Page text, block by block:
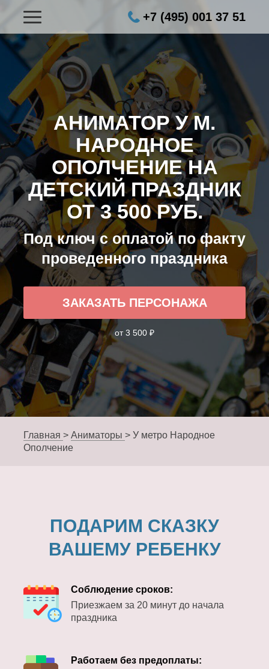
+7 (495) 001 37 51
АНИМАТОР У М.
НАРОДНОЕ
ОПОЛЧЕНИЕ НА
ДЕТСКИЙ ПРАЗДНИК
ОТ 3 500 РУБ.
Под ключ с оплатой по факту
проведенного праздника
ЗАКАЗАТЬ ПЕРСОНАЖА
от 3 500 ₽
Главная > Аниматоры > У метро Народное
Ополчение
ПОДАРИМ СКАЗКУ
ВАШЕМУ РЕБЕНКУ
Соблюдение сроков:
Приезжаем за 20 минут до начала
праздника
Работаем без предоплаты: